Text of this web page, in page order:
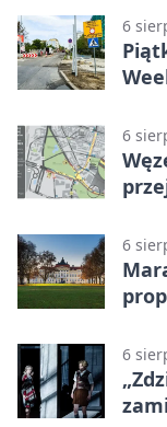
6
6
6
6